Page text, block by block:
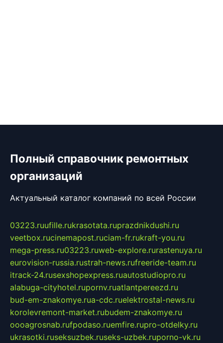
Полный справочник ремонтных
организаций
Актуальный каталог компаний по всей России
03223.ruufille.rukrasotata.ruprazdnikdushi.ru
veetbox.rucinemapost.ruciam-fr.rukraft-you.ru
mega-press.ru03223.ruweb-explore.rurastenuya.ru
eurovision-russia.rustrah-news.rufreeride-team.ru
itrack-24.rusexshopexpress.ruautostudiopro.ru
alabuga-cityhotel.rupornv.ruatlantpereezd.ru
bud-em-znakomye.rua-cdc.ruelektrostal-news.ru
korolevremont-market.rubudem-znakomye.ru
oooagrosnab.rufpodaso.ruemfire.rupro-otdelky.ru
ukrasotki.ruseksuzbek.ruseks-uzbek.ruporno-vk.ru